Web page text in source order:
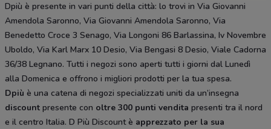
Dpiù è presente in vari punti della città: lo trovi in Via Giovanni
Amendola Saronno, Via Giovanni Amendola Saronno, Via
Benedetto Croce 3 Senago, Via Longoni 86 Barlassina, Iv Novembre
Uboldo, Via Karl Marx 10 Desio, Via Bengasi 8 Desio, Viale Cadorna
36/38 Legnano. Tutti i negozi sono aperti tutti i giorni dal Lunedì
alla Domenica e offrono i migliori prodotti per la tua spesa.
Dpiù è una catena di negozi specializzati uniti da un’insegna
discount presente con oltre 300 punti vendita presenti tra il nord
e il centro Italia. D Più Discount è apprezzato per la sua